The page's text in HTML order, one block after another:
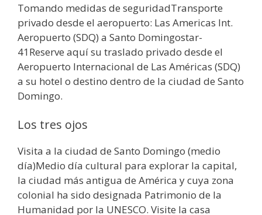
Tomando medidas de seguridadTransporte
privado desde el aeropuerto: Las Americas Int.
Aeropuerto (SDQ) a Santo Domingostar-
41Reserve aquí su traslado privado desde el
Aeropuerto Internacional de Las Américas (SDQ)
a su hotel o destino dentro de la ciudad de Santo
Domingo.
Los tres ojos
Visita a la ciudad de Santo Domingo (medio
día)Medio día cultural para explorar la capital,
la ciudad más antigua de América y cuya zona
colonial ha sido designada Patrimonio de la
Humanidad por la UNESCO. Visite la casa